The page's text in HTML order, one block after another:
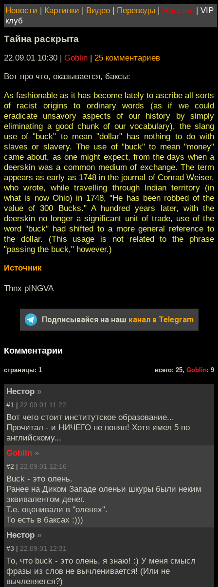
Новости | Картинки | Видео | Переводы | Магазин | VIP
клуб
Тайна раскрыта
22.09.01 10:30 | Goblin | 25 комментариев
Вот про что, оказывается, баксы:
As fashionable as it has become lately to ascribe all sorts
of racist origins to ordinary words (as if we could
eradicate unsavory aspects of our history by simply
eliminating a good chunk of our vocabulary), the slang
use of "buck" to mean "dollar" has nothing to do with
slaves or slavery. The use of "buck" to mean "money"
came about, as one might expect, from the days when a
deerskin was a common medium of exchange. The term
appears as early as 1748 in the journal of Conrad Weiser,
who wrote, while travelling through Indian territory (in
what is now Ohio) in 1748, "He has been robbed of the
value of 300 Bucks." A hundred years later, with the
deerskin no longer a significant unit of trade, use of the
word "buck" had shifted to a more general reference to
the dollar. (This usage is not related to the phrase
"passing the buck," however.)
Источник
Thnx pINGVA
Подписывайся на наш канал в Telegram
Комментарии
cтраницы: 1 всего: 25, Goblin: 9
Нестор »
#1 | 22.09.01 11:22
Вот чего стоит институтское образование...
Прочитал - и НИЧЕГО не понял! Хотя имел 5 по
английскому...
Goblin »
#2 | 22.09.01 12:16
Buck - это олень.
Ранее на Диком Западе оленьи шкуры были неким
эквивалентом денег.
Т.е. оценивали в "оленях".
То есть в баксах :)))
Нестор »
#3 | 22.09.01 12:31
То, что buck - это олень, я знаю! :) У меня смысл
фразы из слов не вычленивается! (Или не
вычленяется?)